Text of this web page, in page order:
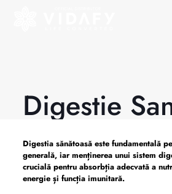
Digestie
Digestia sănătoasă este fundamentală
generală, iar menținerea unui sistem
crucială pentru absorbția adecvată a
energie și funcția imunitară.